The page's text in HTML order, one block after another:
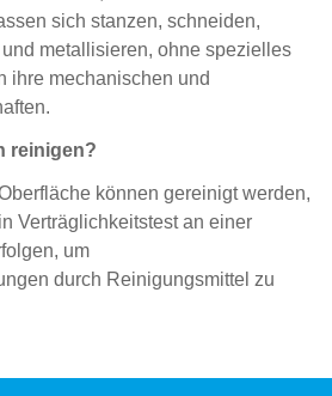
sich stanzen, schneiden,
metallisieren, ohne spezielles
ihre mechanischen und
reinigen?
können gereinigt werden,
Verträglichkeitstest an einer
um
durch Reinigungsmittel zu